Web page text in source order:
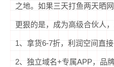
之地。如果三天打鱼两天晒
更狠的是，成为高级合伙人
1、拿货6-7折，利润空间直接
2、独立域名+专属APP，品